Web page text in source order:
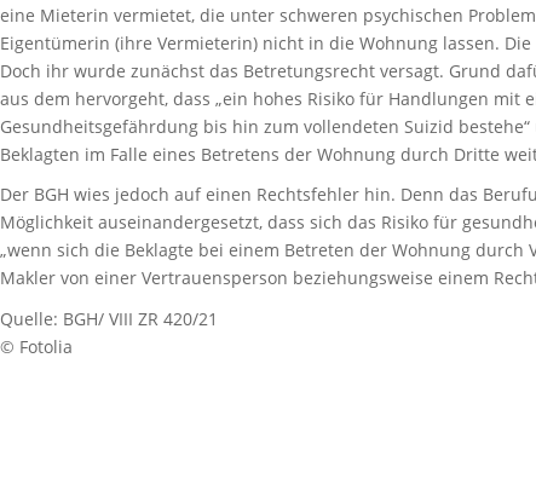
eine Mieterin vermietet, die unter schweren psychischen
Eigentümerin (ihre Vermieterin) nicht in die Wohnung lassen.
Doch ihr wurde zunächst das Betretungsrecht versagt. Grund
aus dem hervorgeht, dass „ein hohes Risiko für Handlungen mit
Gesundheitsgefährdung bis hin zum vollendeten Suizid
Beklagten im Falle eines Betretens der Wohnung durch Dritte
Der BGH wies jedoch auf einen Rechtsfehler hin. Denn das
Möglichkeit auseinandergesetzt, dass sich das Risiko für
„wenn sich die Beklagte bei einem Betreten der Wohnung durch
Makler von einer Vertrauensperson beziehungsweise einem
Quelle: BGH/ VIII ZR 420/21
© Fotolia